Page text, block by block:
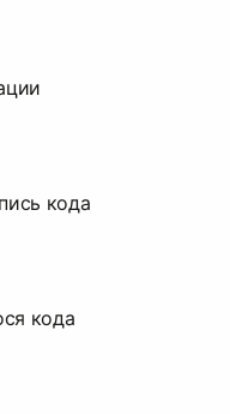
кода
кода